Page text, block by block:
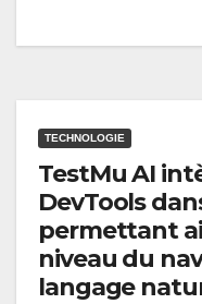
TECHNOLOGIE
TestMu AI
DevTools
permettant
niveau du
langage